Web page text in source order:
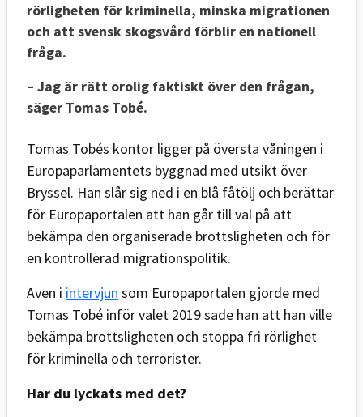
rörligheten för kriminella, minska migrationen
och att svensk skogsvård förblir en nationell
fråga.
– Jag är rätt orolig faktiskt över den frågan,
säger Tomas Tobé.
Tomas Tobés kontor ligger på översta våningen i
Europaparlamentets byggnad med utsikt över
Bryssel. Han slår sig ned i en blå fåtölj och berättar
för Europaportalen att han går till val på att
bekämpa den organiserade brottsligheten och för
en kontrollerad migrationspolitik.
Även i intervjun som Europaportalen gjorde med
Tomas Tobé inför valet 2019 sade han att han ville
bekämpa brottsligheten och stoppa fri rörlighet
för kriminella och terrorister.
Har du lyckats med det?